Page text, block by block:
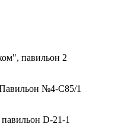
павильон 2
№4-С85/1
D-21-1